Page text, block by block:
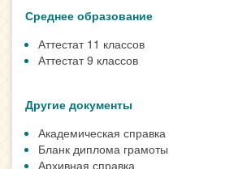
Среднее образование
Аттестат 11 классов
Аттестат 9 классов
Другие документы
Академическая справка
Бланк диплома грамоты
Архивная справка